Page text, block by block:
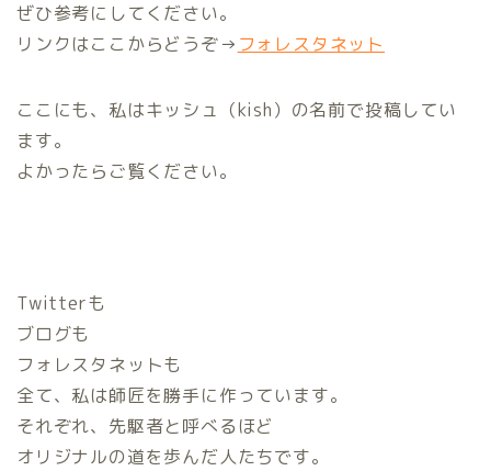
ぜひ参考にしてください。
リンクはここからどうぞ→ フォレスタネット
ここにも、私はキッシュ（kish）の名前で投稿してい
ます。
よかったらご覧ください。
Twitterも
ブログも
フォレスタネットも
全て、私は師匠を勝手に作っています。
それぞれ、先駆者と呼べるほど
オリジナルの道を歩んだ人たちです。